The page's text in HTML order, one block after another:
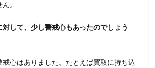
。
対して、少し警戒心もあったのでしょう
戒心はありました。たとえば買取に持ち込